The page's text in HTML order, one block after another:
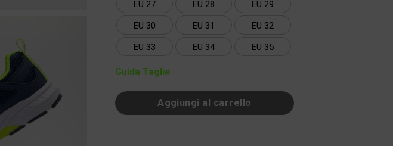
EU 27 EU 28
EU 29
EU 30
EU 31
EU 32
EU 33
EU 34 EU 35
Guida Taglie
Aggiungi al carrello